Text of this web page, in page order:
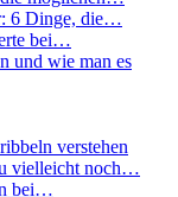
6 Dinge, die…
bei…
und wie man es
verstehen
vielleicht noch…
bei…